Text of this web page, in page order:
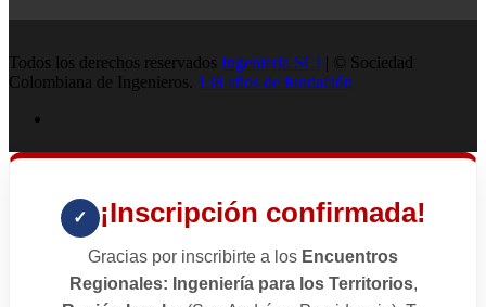
Todos los derechos reservados Ingenieria SCI | © Sociedad
Colombiana de Ingenieros. 138 años de fundación
✓ ¡Inscripción confirmada!
Gracias por inscribirte a los Encuentros
Regionales: Ingeniería para los Territorios,